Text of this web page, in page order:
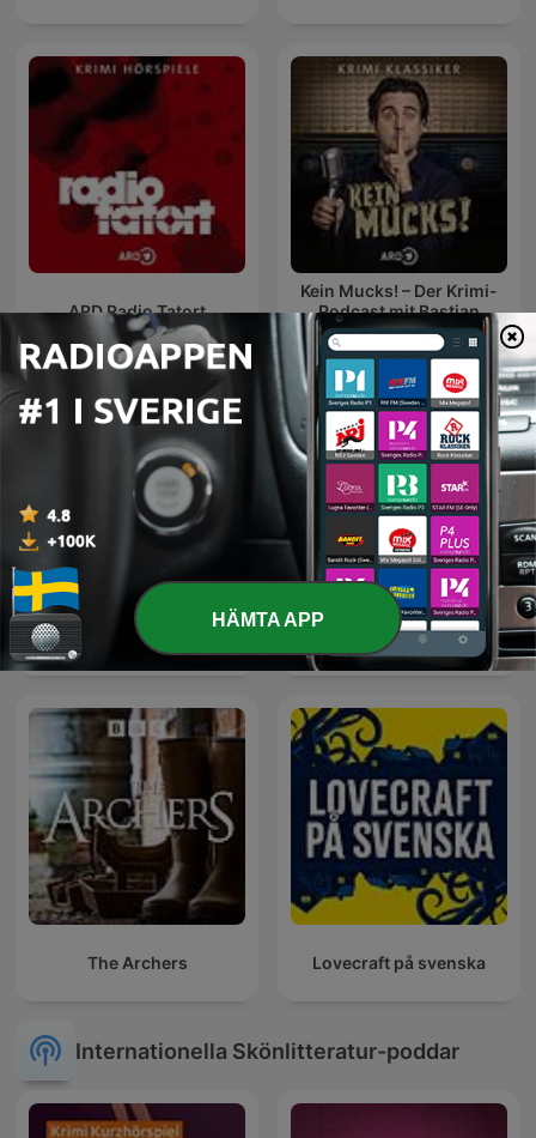
ARD Radio Tatort
Kein Mucks! – Der Krimi-
Podcast mit Bastian
Pastewka
RELATOS DE TERROR EVD Paranormal
The Archers Lovecraft på svenska
Internationella Skönlitteratur-poddar
HÄMTA APP